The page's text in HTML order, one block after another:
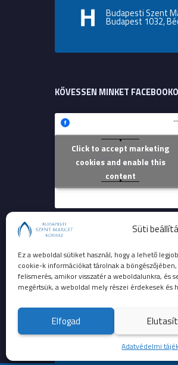
Süti
Ez a weboldal sütiket használ, hogy a lehető
cookie-k információkat tárolnak a
felismerés, amikor visszatér a weboldalunkra, és
megértsük, a weboldal mely részei érdekesek és
Elfogad Elutasít
Adatvédelmi
Budapesti Szent
Budapest 1032,
KÖVESSEN MINKET
Szent Margit Kórház
Click to accept marketing
cookies and enable this
content
© 2023 Budapesti Szent